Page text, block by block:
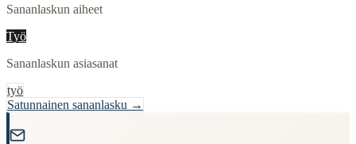
Sananlaskun aiheet
Työ
Sananlaskun asiasanat
työ
Satunnainen sananlasku →